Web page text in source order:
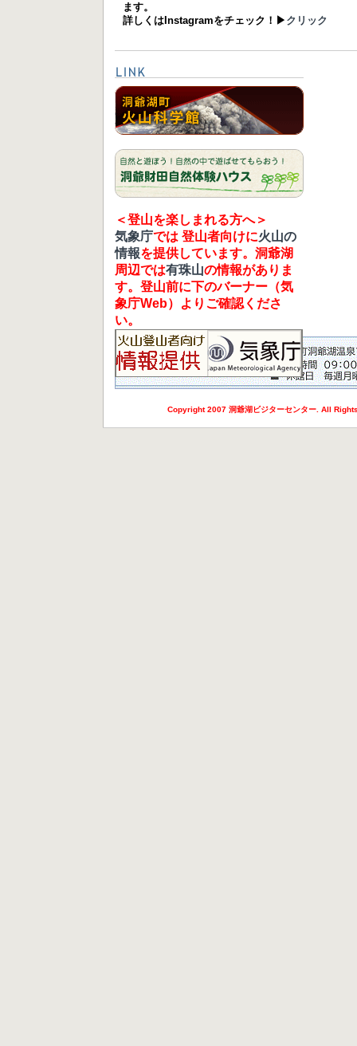
ます。
詳しくはInstagramをチェック！▶ クリック
＜登山を楽しまれる方へ＞
気象庁では 登山者向けに火山の
情報を提供しています。洞爺湖
周辺では有珠山の情報がありま
す。登山前に下のバーナー（気
象庁Web）よりご確認くださ
い。
Copyright 2007 洞爺湖ビジターセンター. All